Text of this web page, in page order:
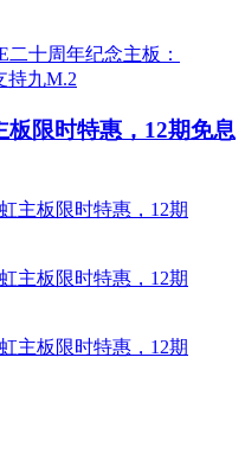
限时特惠，12期免息